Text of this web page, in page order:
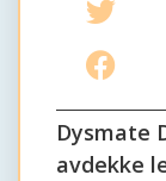
Dysmate
avdekke